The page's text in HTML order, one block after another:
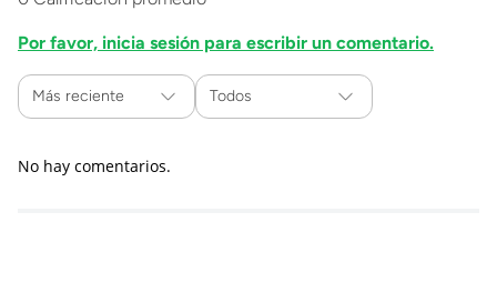
Por favor, inicia sesión para escribir un comentario.
Más reciente Todos
No hay comentarios.